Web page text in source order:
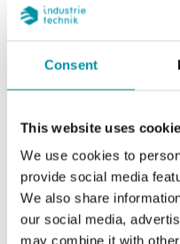
Consent
This website uses
We use cookies to
provide social media
We also share
our social media,
may combine it with